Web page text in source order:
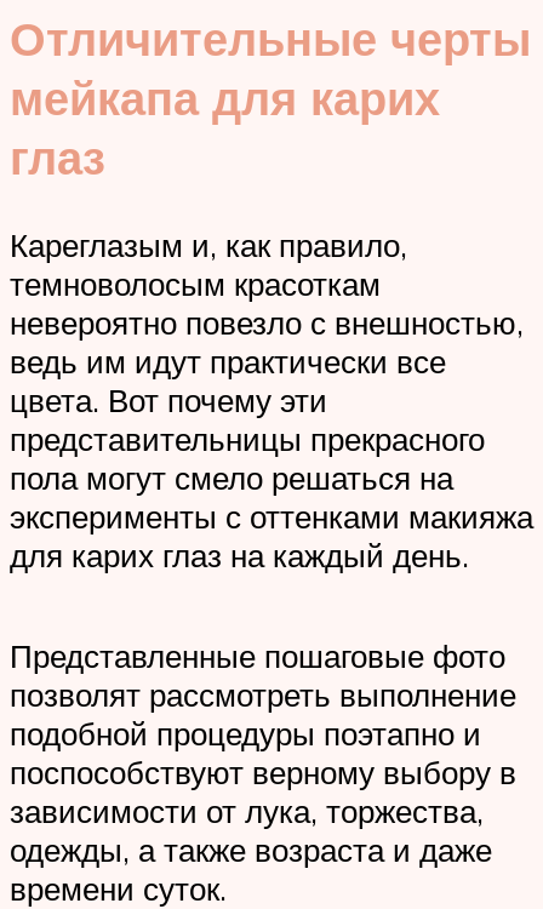
Отличительные черты
мейкапа для карих
глаз
Кареглазым и, как правило,
темноволосым красоткам
невероятно повезло с внешностью,
ведь им идут практически все
цвета. Вот почему эти
представительницы прекрасного
пола могут смело решаться на
эксперименты с оттенками макияжа
для карих глаз на каждый день.
Представленные пошаговые фото
позволят рассмотреть выполнение
подобной процедуры поэтапно и
поспособствуют верному выбору в
зависимости от лука, торжества,
одежды, а также возраста и даже
времени суток.